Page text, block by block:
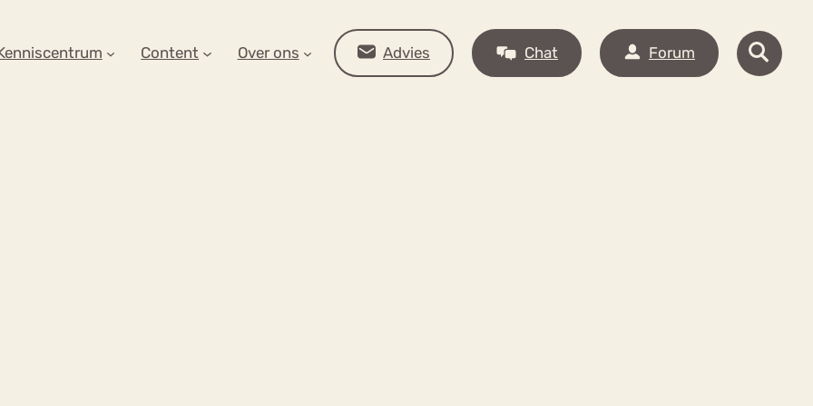
Content Over ons Advies Chat Forum
OP ZOEK?